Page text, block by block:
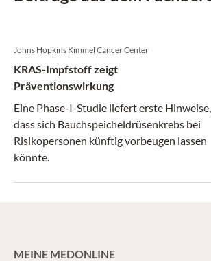
Johns Hopkins Kimmel Cancer Center
KRAS-Impfstoff zeigt
Präventionswirkung
Eine Phase-I-Studie liefert erste Hinweise,
dass sich Bauchspeicheldrüsenkrebs bei
Risikopersonen künftig vorbeugen lassen
könnte.
MEINE MEDONLINE